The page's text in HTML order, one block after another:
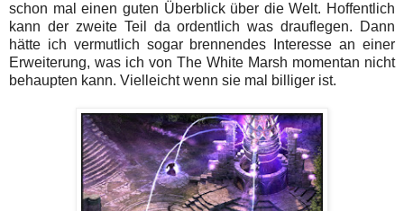
schon mal einen guten Überblick über die Welt. Hoffentlich
kann der zweite Teil da ordentlich was drauflegen. Dann
hätte ich vermutlich sogar brennendes Interesse an einer
Erweiterung, was ich von The White Marsh momentan nicht
behaupten kann. Vielleicht wenn sie mal billiger ist.